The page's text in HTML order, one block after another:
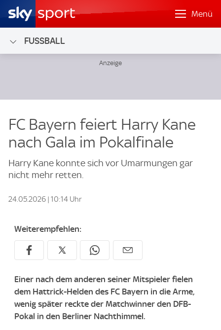
Menü
FUSSBALL
FC Bayern feiert Harry Kane
nach Gala im Pokalfinale
Harry Kane konnte sich vor Umarmungen gar
nicht mehr retten.
24.05.2026 | 10:14 Uhr
Weiterempfehlen:
Einer nach dem anderen seiner Mitspieler fielen
dem Hattrick-Helden des FC Bayern in die Arme,
wenig später reckte der Matchwinner den DFB-
Pokal in den Berliner Nachthimmel.